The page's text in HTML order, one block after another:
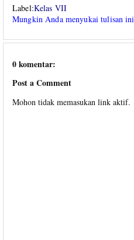
Label:Kelas VII
Mungkin Anda menyukai tulisan ini
0 komentar:
Post a Comment
Mohon tidak memasukan link aktif.